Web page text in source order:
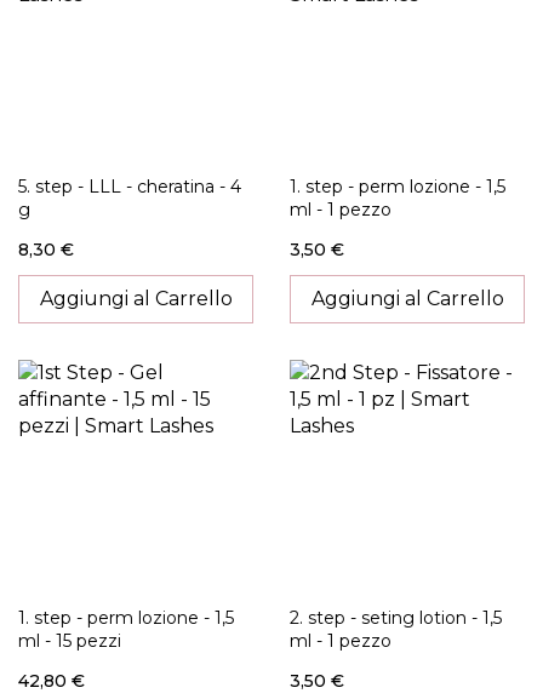
5. step - LLL - cheratina - 4
g
8,30 €
Aggiungi al Carrello
1. step - perm lozione - 1,5
ml - 1 pezzo
3,50 €
Aggiungi al Carrello
1. step - perm lozione - 1,5
ml - 15 pezzi
42,80 €
2. step - seting lotion - 1,5
ml - 1 pezzo
3,50 €